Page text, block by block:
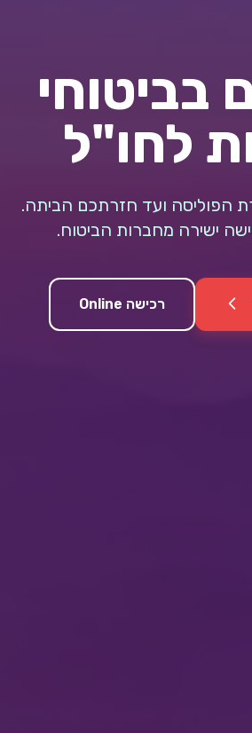
בביטוחי
לחו"ל
הפוליסה ועד חזרתכם הביתה.
ישירה מחברות הביטוח.
רכישה Online